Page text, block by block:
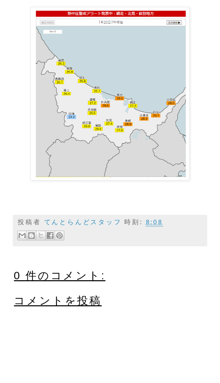
投稿者 てんとらんどスタッフ 時刻: 8:08
0 件のコメント:
コメントを投稿